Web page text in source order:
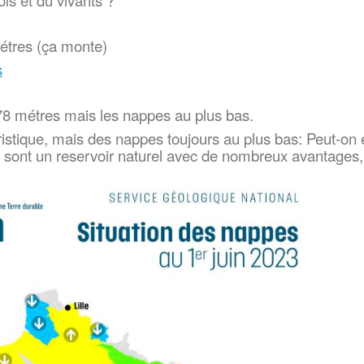
(ça monte)
métres mais les nappes au plus bas.
mais des nappes toujours au plus bas: Peut-
un reservoir naturel avec de nombreux